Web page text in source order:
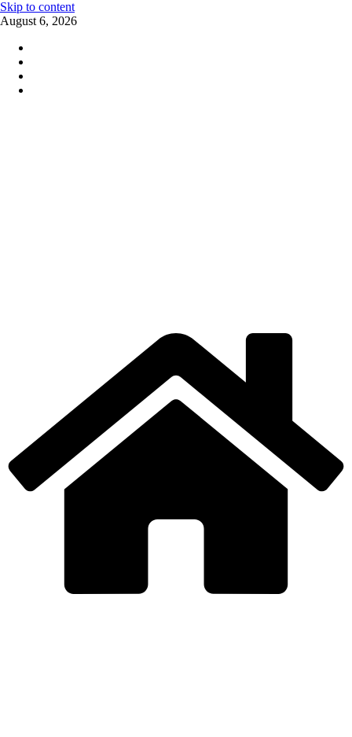
Skip to content
August 6, 2026